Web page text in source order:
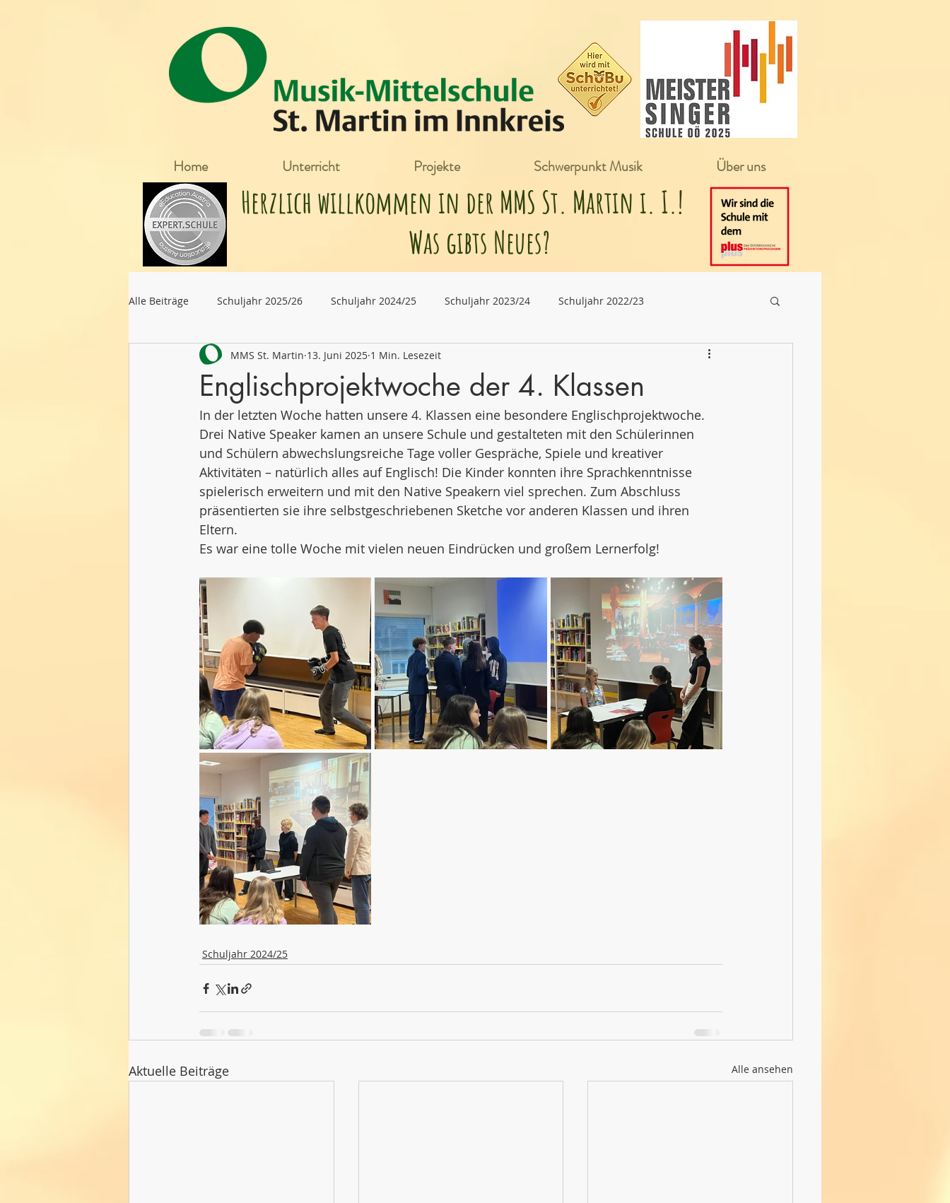
Herzlich willkommen in der MMS St. Martin i. I.!
Was gibts Neues?
Alle Beiträge Schuljahr 2025/26 Schuljahr 2024/25 Schuljahr 2023/24 Schuljahr 2022/23
Schuljahr 2021/22 Schuljahr 2020/21 Schuljahr 2019/20
Englischprojektwoche der 4. Klassen
MMS St. Martin 13. Juni 2025 1 Min. Lesezeit
In der letzten Woche hatten unsere 4. Klassen eine besondere Englischprojektwoche.
Drei Native Speaker kamen an unsere Schule und gestalteten mit den Schülerinnen
und Schülern abwechslungsreiche Tage voller Gespräche, Spiele und kreativer
Aktivitäten – natürlich alles auf Englisch! Die Kinder konnten ihre Sprachkenntnisse
spielerisch erweitern und mit den Native Speakern viel sprechen. Zum Abschluss
präsentierten sie ihre selbstgeschriebenen Sketche vor anderen Klassen und ihren
Eltern.
Es war eine tolle Woche mit vielen neuen Eindrücken und großem Lernerfolg!
Schuljahr 2024/25
Aktuelle Beiträge Alle ansehen
Home Unterricht Projekte Schwerpunkt Musik Über uns